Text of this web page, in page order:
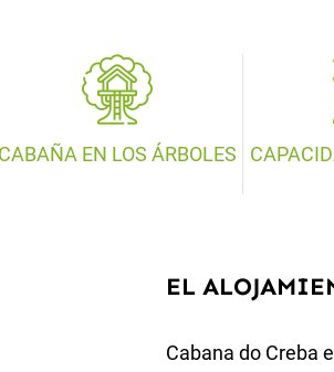
EN LOS ÁRBOLES
EL
Cabana do Creba